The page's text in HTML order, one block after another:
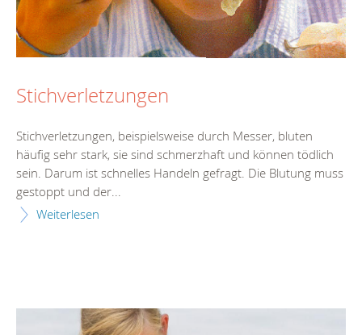
Stichverletzungen
Stichverletzungen, beispielsweise durch Messer, bluten
häufig sehr stark, sie sind schmerzhaft und können tödlich
sein. Darum ist schnelles Handeln gefragt. Die Blutung muss
gestoppt und der...
Weiterlesen